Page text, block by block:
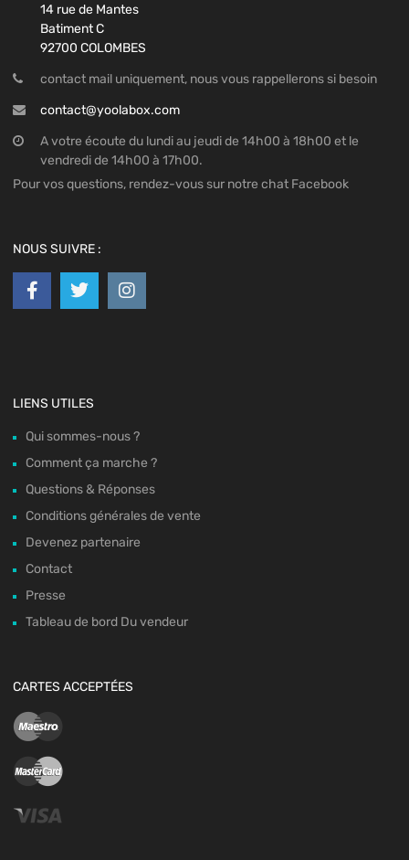
14 rue de Mantes
Batiment C
92700 COLOMBES
contact mail uniquement, nous vous rappellerons si besoin
contact@yoolabox.com
A votre écoute du lundi au jeudi de 14h00 à 18h00 et le
vendredi de 14h00 à 17h00.
Pour vos questions, rendez-vous sur notre chat Facebook
NOUS SUIVRE :
LIENS UTILES
Qui sommes-nous ?
Comment ça marche ?
Questions & Réponses
Conditions générales de vente
Devenez partenaire
Contact
Presse
Tableau de bord Du vendeur
CARTES ACCEPTÉES